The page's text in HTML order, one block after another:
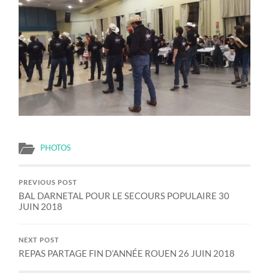
PHOTOS
PREVIOUS POST
BAL DARNETAL POUR LE SECOURS POPULAIRE 30
JUIN 2018
NEXT POST
REPAS PARTAGE FIN D’ANNÉE ROUEN 26 JUIN 2018